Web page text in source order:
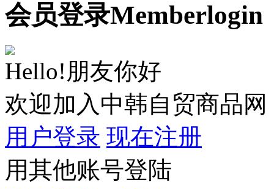
会员登录Memberlogin
Hello!朋友你好
欢迎加入中韩自贸商品网
用户登录 现在注册
用其他账号登陆